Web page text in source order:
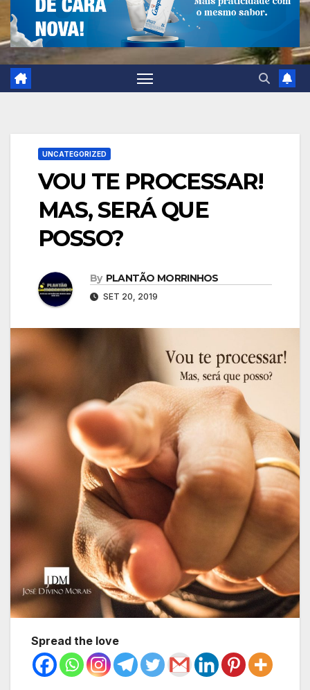
UNCATEGORIZED
VOU TE PROCESSAR!
MAS, SERÁ QUE
POSSO?
By PLANTÃO MORRINHOS
SET 20, 2019
Spread the love